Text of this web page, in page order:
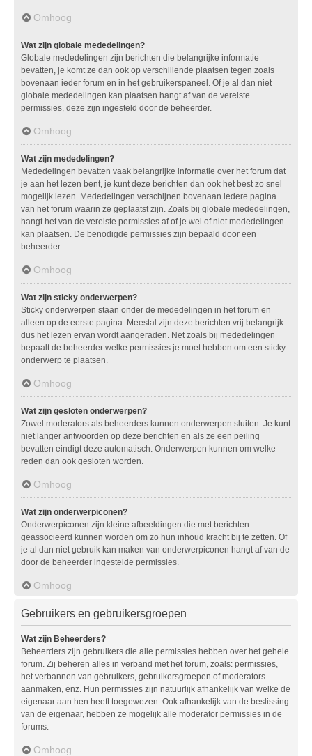
Omhoog
Wat zijn globale mededelingen?
Globale mededelingen zijn berichten die belangrijke informatie
bevatten, je komt ze dan ook op verschillende plaatsen tegen zoals
bovenaan ieder forum en in het gebruikerspaneel. Of je al dan niet
globale mededelingen kan plaatsen hangt af van de vereiste
permissies, deze zijn ingesteld door de beheerder.
Omhoog
Wat zijn mededelingen?
Mededelingen bevatten vaak belangrijke informatie over het forum dat
je aan het lezen bent, je kunt deze berichten dan ook het best zo snel
mogelijk lezen. Mededelingen verschijnen bovenaan iedere pagina
van het forum waarin ze geplaatst zijn. Zoals bij globale mededelingen,
hangt het van de vereiste permissies af of je wel of niet mededelingen
kan plaatsen. De benodigde permissies zijn bepaald door een
beheerder.
Omhoog
Wat zijn sticky onderwerpen?
Sticky onderwerpen staan onder de mededelingen in het forum en
alleen op de eerste pagina. Meestal zijn deze berichten vrij belangrijk
dus het lezen ervan wordt aangeraden. Net zoals bij mededelingen
bepaalt de beheerder welke permissies je moet hebben om een sticky
onderwerp te plaatsen.
Omhoog
Wat zijn gesloten onderwerpen?
Zowel moderators als beheerders kunnen onderwerpen sluiten. Je kunt
niet langer antwoorden op deze berichten en als ze een peiling
bevatten eindigt deze automatisch. Onderwerpen kunnen om welke
reden dan ook gesloten worden.
Omhoog
Wat zijn onderwerpiconen?
Onderwerpiconen zijn kleine afbeeldingen die met berichten
geassocieerd kunnen worden om zo hun inhoud kracht bij te zetten. Of
je al dan niet gebruik kan maken van onderwerpiconen hangt af van de
door de beheerder ingestelde permissies.
Omhoog
Gebruikers en gebruikersgroepen
Wat zijn Beheerders?
Beheerders zijn gebruikers die alle permissies hebben over het gehele
forum. Zij beheren alles in verband met het forum, zoals: permissies,
het verbannen van gebruikers, gebruikersgroepen of moderators
aanmaken, enz. Hun permissies zijn natuurlijk afhankelijk van welke de
eigenaar aan hen heeft toegewezen. Ook afhankelijk van de beslissing
van de eigenaar, hebben ze mogelijk alle moderator permissies in de
forums.
Omhoog